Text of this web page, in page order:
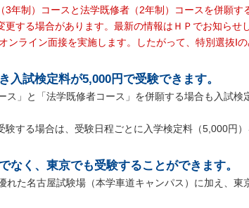
年制）コースと法学既修者（2年制）コースを併願す
する場合があります。最新の情報はＨＰでお知らせし
ライン面接を実施します。したがって、特別選抜Ⅰ
入試検定料が5,000円で受験できます。
ス」と「法学既修者コース」を併願する場合も入試
する場合は、受験日程ごとに入学検定料（5,000円）
なく、東京でも受験することができます。
れた名古屋試験場（本学車道キャンパス）に加え、東